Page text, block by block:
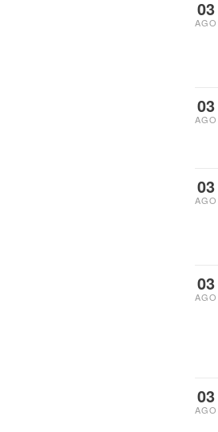
03
AGO
03
AGO
03
AGO
03
AGO
03
AGO